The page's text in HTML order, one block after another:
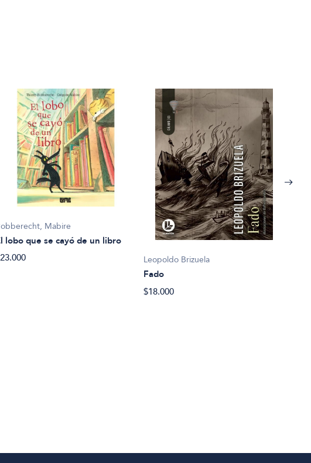
Mabire
lobo que se cayó de un libro
Leopoldo Brizuela
Fado
$18.000